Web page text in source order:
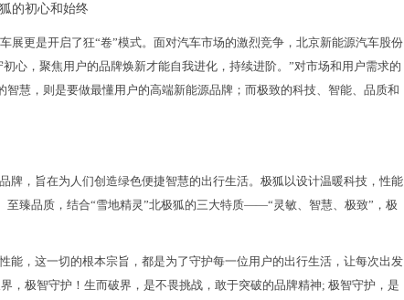
的初心和始终
展更是开启了狂“卷”模式。面对汽车市场的激烈竞争，北京新能源汽车股份
心，聚焦用户的品牌焕新才能自我进化，持续进阶。”对市场和用户需求的
慧，则是要做最懂用户的高端新能源品牌；而极致的科技、智能、品质和
牌，旨在为人们创造绿色便捷智慧的出行生活。极狐以设计温暖科技，性能
至臻品质，结合“雪地精灵”北极狐的三大特质——“灵敏、智慧、极致”，极
能，这一切的根本宗旨，都是为了守护每一位用户的出行生活，让每次出发
极智守护！生而破界，是不畏挑战，敢于突破的品牌精神; 极智守护，是